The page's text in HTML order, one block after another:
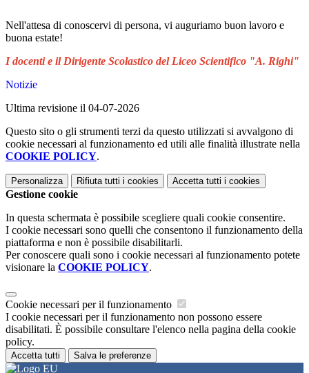
Nell'attesa di conoscervi di persona, vi auguriamo buon lavoro e
buona estate!
I docenti e il Dirigente Scolastico del Liceo Scientifico "A. Righi"
Notizie
Ultima revisione il 04-07-2026
Questo sito o gli strumenti terzi da questo utilizzati si avvalgono di
cookie necessari al funzionamento ed utili alle finalità illustrate nella
COOKIE POLICY.
Personalizza Rifiuta tutti i cookies Accetta tutti i cookies
Gestione cookie
In questa schermata è possibile scegliere quali cookie consentire.
I cookie necessari sono quelli che consentono il funzionamento della
piattaforma e non è possibile disabilitarli.
Per conoscere quali sono i cookie necessari al funzionamento potete
visionare la COOKIE POLICY.
Cookie necessari per il funzionamento
I cookie necessari per il funzionamento non possono essere
disabilitati. È possibile consultare l'elenco nella pagina della cookie
policy.
Accetta tutti Salva le preferenze